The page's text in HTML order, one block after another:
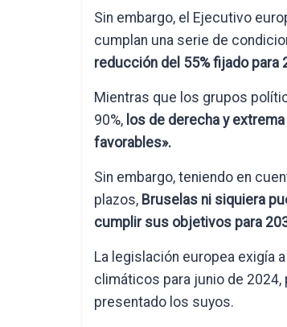
Sin embargo, el Ejecutivo
cumplan una serie de
reducción del 55% fijado para
Mientras que los grupos
90%, los de derecha y
favorables».
Sin embargo, teniendo en
plazos, Bruselas ni siquiera
cumplir sus objetivos para
La legislación europea exigía
climáticos para junio de 2024,
presentado los suyos.